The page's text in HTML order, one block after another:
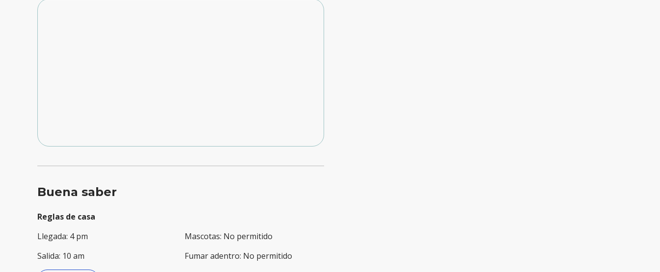
Buena saber
Reglas de casa
Llegada: 4 pm
Salida: 10 am
Mascotas: No permitido
Fumar adentro: No permitido